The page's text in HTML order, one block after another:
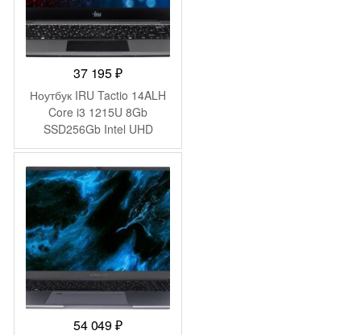
37 195₽
Ноутбук IRU Tactio 14ALH
Core i3 1215U 8Gb
SSD256Gb Intel UHD
Graphics 14″ IPS FHD
(1920×1080) FreeDOS grey
WiFi BT Cam 4000mAh
(2058897)
54 049₽